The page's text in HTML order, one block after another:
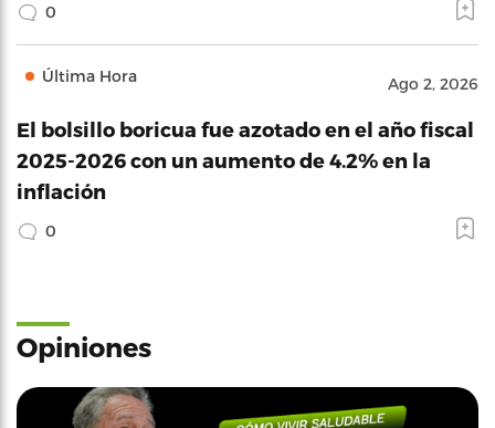
0
Última Hora Ago 2, 2026
El bolsillo boricua fue azotado en el año fiscal
2025-2026 con un aumento de 4.2% en la
inflación
0
Opiniones